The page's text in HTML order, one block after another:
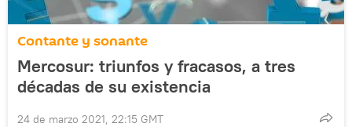
Contante y sonante
Mercosur: triunfos y fracasos, a tres
décadas de su existencia
24 de marzo 2021, 22:15 GMT